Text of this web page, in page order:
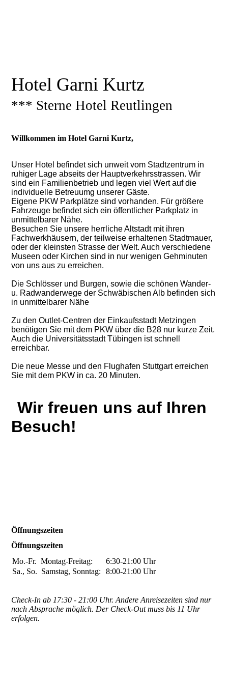
Hotel Garni Kurtz
*** Sterne Hotel Reutlingen
Willkommen im Hotel Garni Kurtz,
Unser Hotel befindet sich unweit vom Stadtzentrum in
ruhiger Lage abseits der Hauptverkehrsstrassen. Wir
sind ein Familienbetrieb und legen viel Wert auf die
individuelle Betreuumg unserer Gäste.
Eigene PKW Parkplätze sind vorhanden. Für größere
Fahrzeuge befindet sich ein öffentlicher Parkplatz in
unmittelbarer Nähe.
Besuchen Sie unsere herrliche Altstadt mit ihren
Fachwerkhäusern, der teilweise erhaltenen Stadtmauer,
oder der kleinsten Strasse der Welt. Auch verschiedene
Museen oder Kirchen sind in nur wenigen Gehminuten
von uns aus zu erreichen.
Die Schlösser und Burgen, sowie die schönen Wander-
u. Radwanderwege der Schwäbischen Alb befinden sich
in unmittelbarer Nähe
Zu den Outlet-Centren der Einkaufsstadt Metzingen
benötigen Sie mit dem PKW über die B28 nur kurze Zeit.
Auch die Universitätsstadt Tübingen ist schnell
erreichbar.
Die neue Messe und den Flughafen Stuttgart erreichen
Sie mit dem PKW in ca. 20 Minuten.
Wir freuen uns auf Ihren
Besuch!
Öffnungszeiten
Öffnungszeiten
Mo.-Fr.Montag-Freitag: 6:30-21:00 Uhr
Sa., So. Samstag, Sonntag: 8:00-21:00 Uhr
Check-In ab 17:30 - 21:00 Uhr. Andere Anreisezeiten sind nur
nach Absprache möglich. Der Check-Out muss bis 11 Uhr
erfolgen.